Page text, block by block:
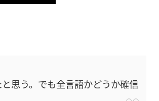
思う。でも全言語かどうか確信